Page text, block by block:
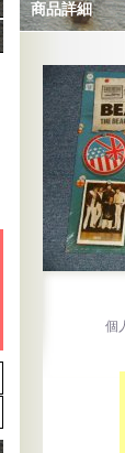
商品詳細
個